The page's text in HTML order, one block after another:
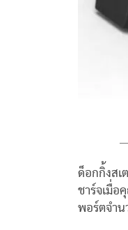
ด็อกกิ้งส
ชาร์จเมื่อ
พอร์ตจำน